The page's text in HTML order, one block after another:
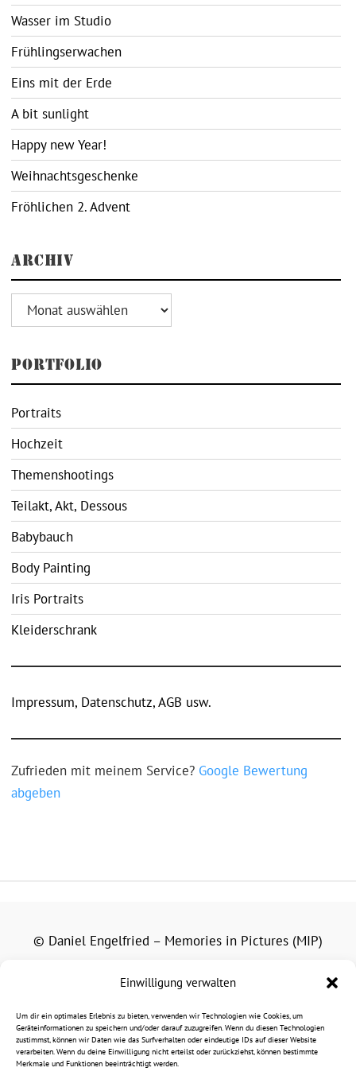
Einwilligung verwalten
Um dir ein optimales Erlebnis zu bieten, verwenden wir Technologien wie Cookies, um
Geräteinformationen zu speichern und/oder darauf zuzugreifen. Wenn du diesen Technologien
zustimmst, können wir Daten wie das Surfverhalten oder eindeutige IDs auf dieser Website
verarbeiten. Wenn du deine Einwilligung nicht erteilst oder zurückziehst, können bestimmte
Merkmale und Funktionen beeinträchtigt werden.
Wasser im Studio
Frühlingserwachen
Eins mit der Erde
A bit sunlight
Happy new Year!
Weihnachtsgeschenke
Fröhlichen 2. Advent
ARCHIV
Archiv
PORTFOLIO
Portraits
Hochzeit
Themenshootings
Teilakt, Akt, Dessous
Babybauch
Body Painting
Iris Portraits
Kleiderschrank
Impressum, Datenschutz, AGB usw.
Zufrieden mit meinem Service? Google Bewertung
abgeben
© Daniel Engelfried – Memories in Pictures (MIP)
Alle auf dieser Website veröffentlichten Fotografien,
Eine Nutzung außerhalb der gesetzlichen Schranken des
Urheberrechts bedarf der vorherigen schriftlichen
Zustimmung.